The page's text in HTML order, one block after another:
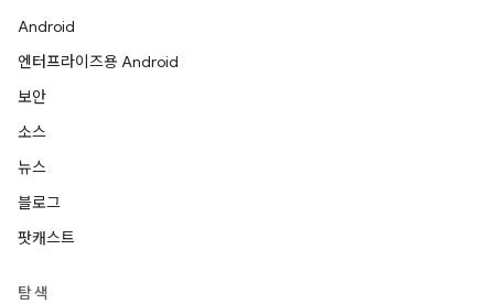
Android
엔터프라이즈용 Android
보안
소스
뉴스
블로그
팟캐스트
탐색